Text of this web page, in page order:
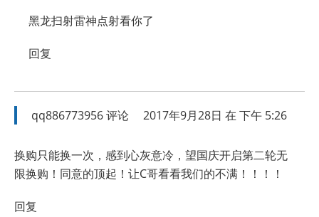
黑龙扫射雷神点射看你了
回复
qq886773956评论 2017年9月28日 在 下午 5:26
换购只能换一次，感到心灰意冷，望国庆开启第二轮无
限换购！同意的顶起！让C哥看看我们的不满！！！！
回复